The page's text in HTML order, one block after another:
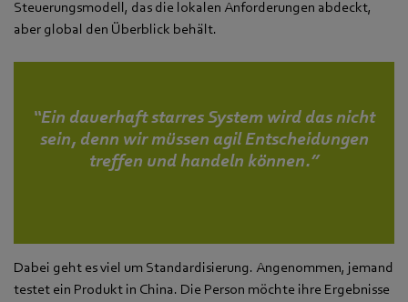
Steuerungsmodell, das die lokalen Anforderungen abdeckt,
aber global den Überblick behält.
“Ein dauerhaft starres System wird das nicht
sein, denn wir müssen agil Entscheidungen
treffen und handeln können.”
Dabei geht es viel um Standardisierung. Angenommen, jemand
testet ein Produkt in China. Die Person möchte ihre Ergebnisse